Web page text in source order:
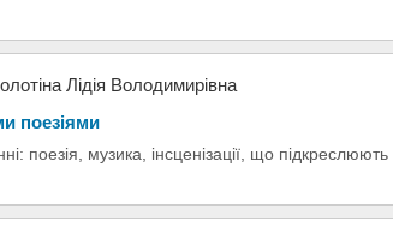
Лідія Володимирівна
поезіями
поезія, музика, інсценізації, що підкреслюють